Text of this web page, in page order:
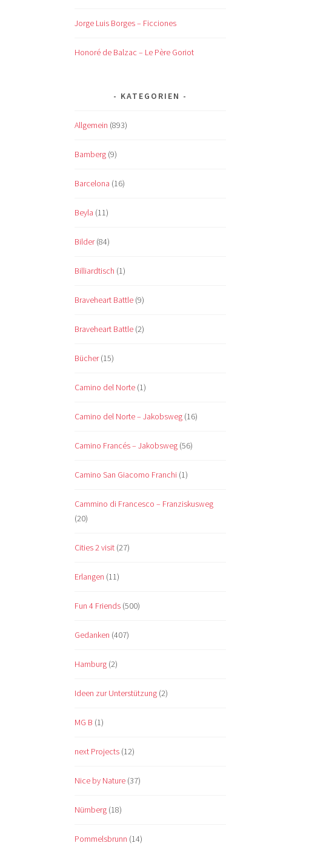
Jorge Luis Borges – Ficciones
Honoré de Balzac – Le Père Goriot
KATEGORIEN
Allgemein (893)
Bamberg (9)
Barcelona (16)
Beyla (11)
Bilder(84)
Billiardtisch (1)
Braveheart Battle (9)
Braveheart Battle (2)
Bücher(15)
Camino del Norte (1)
Camino del Norte – Jakobsweg (16)
Camino Francés – Jakobsweg (56)
Camino San Giacomo Franchi (1)
Cammino di Francesco – Franziskusweg
(20)
Cities 2 visit (27)
Erlangen (11)
Fun 4 Friends (500)
Gedanken (407)
Hamburg (2)
Ideen zur Unterstützung (2)
MG B (1)
next Projects (12)
Nice by Nature (37)
Nürnberg (18)
Pommelsbrunn (14)